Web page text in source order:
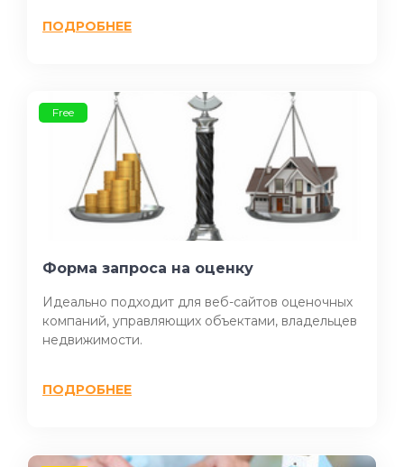
ПОДРОБНЕЕ
Free
Форма запроса на оценку
Идеально подходит для веб-сайтов оценочных
компаний, управляющих объектами, владельцев
недвижимости.
ПОДРОБНЕЕ